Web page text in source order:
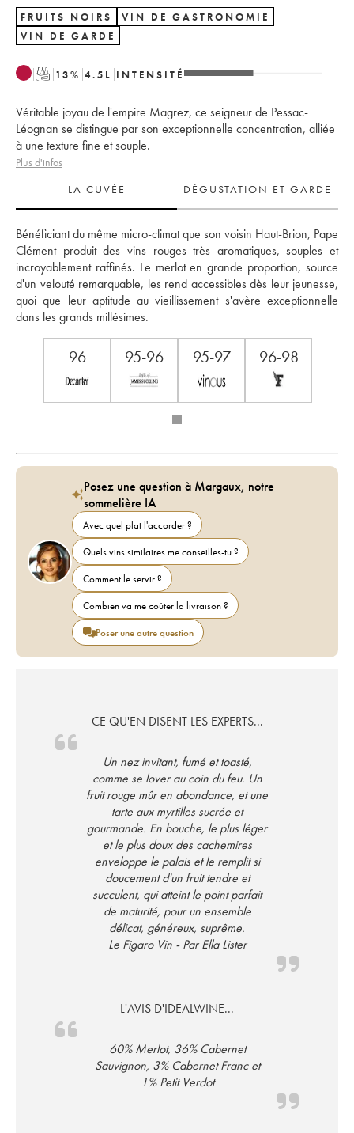
FRUITS NOIRS
VIN DE GASTRONOMIE
VIN DE GARDE
T 13% 4.5 L INTENSITÉ
Véritable joyau de l'empire Magrez, ce seigneur de Pessac-
Léognan se distingue par son exceptionnelle concentration, alliée
à une texture fine et souple.
Plus d'infos
LA CUVÉE
DÉGUSTATION ET GARDE
Bénéficiant du même micro-climat que son voisin Haut-Brion, Pape
Clément produit des vins rouges très aromatiques, souples et
incroyablement raffinés. Le merlot en grande proportion, source
d'un velouté remarquable, les rend accessibles dès leur jeunesse,
quoi que leur aptitude au vieillissement s'avère exceptionnelle
dans les grands millésimes.
96 95-96 95-97 96-98
Posez une question à Margaux, notre
sommelière IA
Avec quel plat l'accorder ?
Quels vins similaires me conseilles-tu ?
Comment le servir ?
Combien va me coûter la livraison ?
Poser une autre question
CE QU'EN DISENT LES EXPERTS...
Un nez invitant, fumé et toasté,
comme se lover au coin du feu. Un
fruit rouge mûr en abondance, et une
tarte aux myrtilles sucrée et
gourmande. En bouche, le plus léger
et le plus doux des cachemires
enveloppe le palais et le remplit si
doucement d'un fruit tendre et
succulent, qui atteint le point parfait
de maturité, pour un ensemble
délicat, généreux, suprême.
Le Figaro Vin - Par Ella Lister
L'AVIS D'IDEALWINE...
60% Merlot, 36% Cabernet
Sauvignon, 3% Cabernet Franc et
1% Petit Verdot